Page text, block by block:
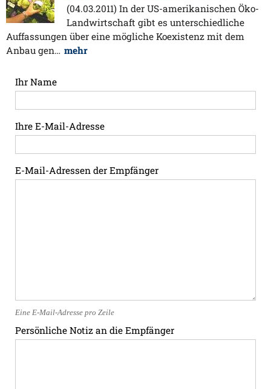
(04.03.2011) In der US-amerikanischen Öko-
Landwirtschaft gibt es unterschiedliche
Auffassungen über eine mögliche Koexistenz mit dem
Anbau gen… mehr
Ihr Name
Ihre E-Mail-Adresse
E-Mail-Adressen der Empfänger
Eine E-Mail-Adresse pro Zeile
Persönliche Notiz an die Empfänger